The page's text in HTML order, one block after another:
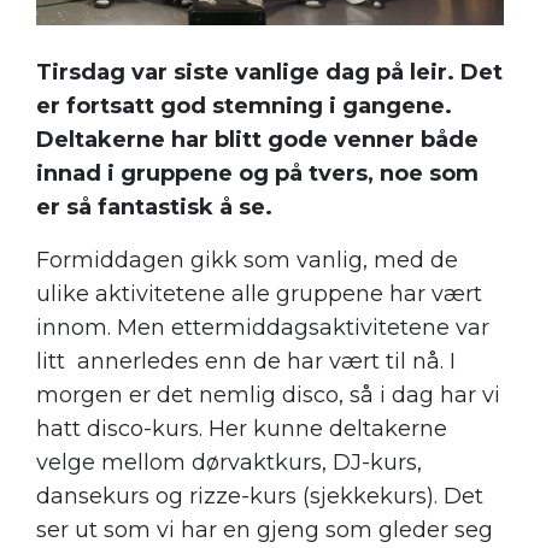
Tirsdag var siste vanlige dag på leir. Det
er fortsatt god stemning i gangene.
Deltakerne har blitt gode venner både
innad i gruppene og på tvers, noe som
er så fantastisk å se.
Formiddagen gikk som vanlig, med de
ulike aktivitetene alle gruppene har vært
innom. Men ettermiddagsaktivitetene var
litt annerledes enn de har vært til nå. I
morgen er det nemlig disco, så i dag har vi
hatt disco-kurs. Her kunne deltakerne
velge mellom dørvaktkurs, DJ-kurs,
dansekurs og rizze-kurs (sjekkekurs). Det
ser ut som vi har en gjeng som gleder seg